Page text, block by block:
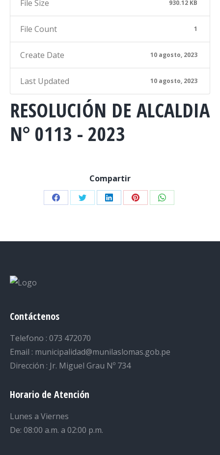
File Size 930.12 KB
File Count 1
Create Date 10 agosto, 2023
Last Updated 10 agosto, 2023
RESOLUCIÓN DE ALCALDIA
N° 0113 - 2023
Compartir
Share Share Share Share Share
Contáctenos
Telefono : 073 472070
Email : municipalidad@munilaslomas.gob.pe
Dirección : Jr. Miguel Grau Nº 734
Horario de Atención
Lunes a Viernes
De: 08:00 a.m. a 02:00 p.m.